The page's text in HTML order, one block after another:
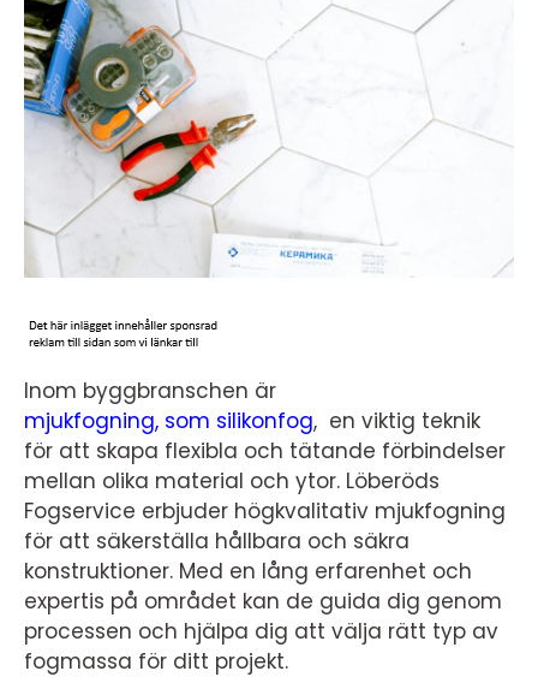
Inom byggbranschen är
mjukfogning, som silikonfog, en viktig teknik
för att skapa flexibla och tätande förbindelser
mellan olika material och ytor. Löberöds
Fogservice erbjuder högkvalitativ mjukfogning
för att säkerställa hållbara och säkra
konstruktioner. Med en lång erfarenhet och
expertis på området kan de guida dig genom
processen och hjälpa dig att välja rätt typ av
fogmassa för ditt projekt.